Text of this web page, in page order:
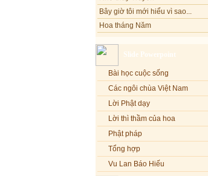
Bây giờ tôi mới hiểu vì sao...
Hoa tháng Năm
Cổ phần công đức
Tôi mắc nợ ông Sáu
Đi tìm vũ khúc mùa hè
Mơ màng Phật dạy....
Lời thú tội của chị gái nhỏ nhen
Slide Powerpoint
Bài học cuộc sống
Các ngôi chùa Việt Nam
Lời Phật dạy
Lời thì thầm của hoa
Phật pháp
Tổng hợp
Vu Lan Báo Hiếu